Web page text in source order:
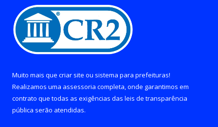
Muito mais que criar site ou sistema para prefeituras!
Realizamos uma assessoria completa, onde garantimos em
contrato que todas as exigências das leis de transparência
pública serão atendidas.